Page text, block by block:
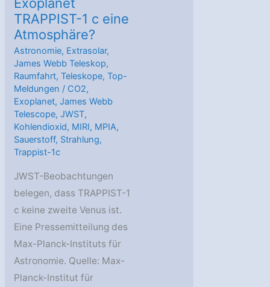
TRAPPIST-1 c eine
Atmosphäre?
Astronomie, Extrasolar,
James Webb Teleskop,
Raumfahrt,Teleskope,Top-
Meldungen / CO2,
Exoplanet,James Webb
Telescope,JWST,
Kohlendioxid, MIRI, MPIA,
Sauerstoff, Strahlung,
Trappist-1c
JWST-Beobachtungen
belegen, dass TRAPPIST-1
c keine zweite Venus ist.
Eine Pressemitteilung des
Max-Planck-Instituts für
Astronomie. Quelle: Max-
Planck-Institut für